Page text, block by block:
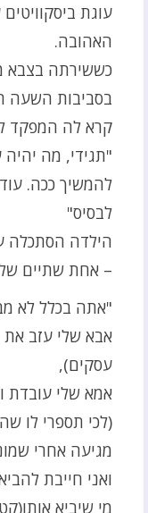
עוגת
האהובה.
כששירתה בצבא
בסביבות השעה
קרא לה המפקד
"תגידי, מה
להמשיך ככה.
לבסיס"
הילדה הסתכלה
– אחת שתיים
"אתה בכלל לא
אבא שלי עזב את
עסקים),
אמא שלי עובדת
(לכי תספרי לו
מגיעה אחרי
ואני חייבת